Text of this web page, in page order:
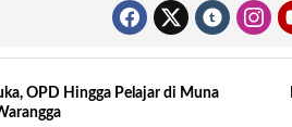
OPD Hingga Pelajar di Muna